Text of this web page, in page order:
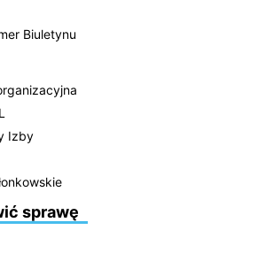
Biuletynu
Izby
sprawę